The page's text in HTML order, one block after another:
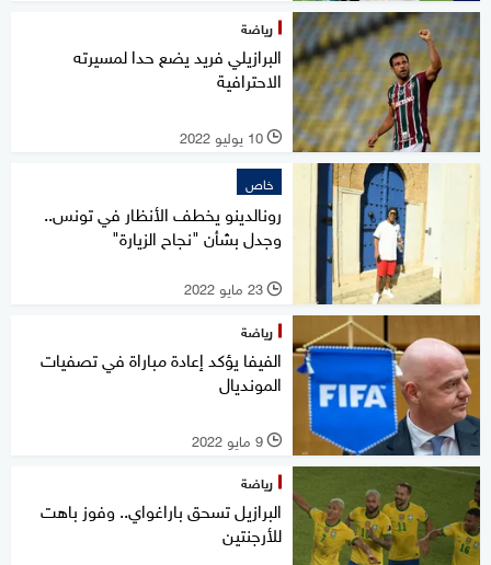
رياضة
البرازيلي فريد يضع حدا لمسيرته
الاحترافية
l 10 يوليو 2022
خاص
رونالدينو يخطف الأنظار في تونس..
وجدل بشأن "نجاح الزيارة"
l 23 مايو 2022
رياضة
الفيفا يؤكد إعادة مباراة في تصفيات
المونديال
l 9 مايو 2022
رياضة
البرازيل تسحق باراغواي.. وفوز باهت
للأرجنتين